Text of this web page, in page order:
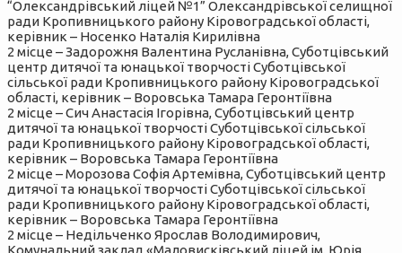
“Олександрівський ліцей №1” Олександрівської селищної
ради Кропивницького району Кіровоградської області,
керівник – Носенко Наталія Кирилівна
2 місце – Задорожня Валентина Русланівна, Суботцівський
центр дитячої та юнацької творчості Суботцівської
сільської ради Кропивницького району Кіровоградської
області, керівник – Воровська Тамара Геронтіївна
2 місце – Сич Анастасія Ігорівна, Суботцівський центр
дитячої та юнацької творчості Суботцівської сільської
ради Кропивницького району Кіровоградської області,
керівник – Воровська Тамара Геронтіївна
2 місце – Морозова Софія Артемівна, Суботцівський центр
дитячої та юнацької творчості Суботцівської сільської
ради Кропивницького району Кіровоградської області,
керівник – Воровська Тамара Геронтіївна
2 місце – Недільченко Ярослав Володимирович,